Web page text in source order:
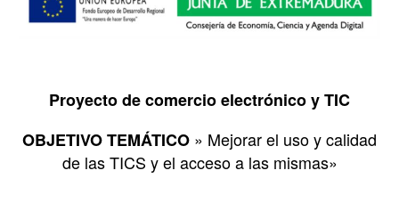
Proyecto de comercio electrónico y TIC
OBJETIVO TEMÁTICO » Mejorar el uso y calidad
de las TICS y el acceso a las mismas»